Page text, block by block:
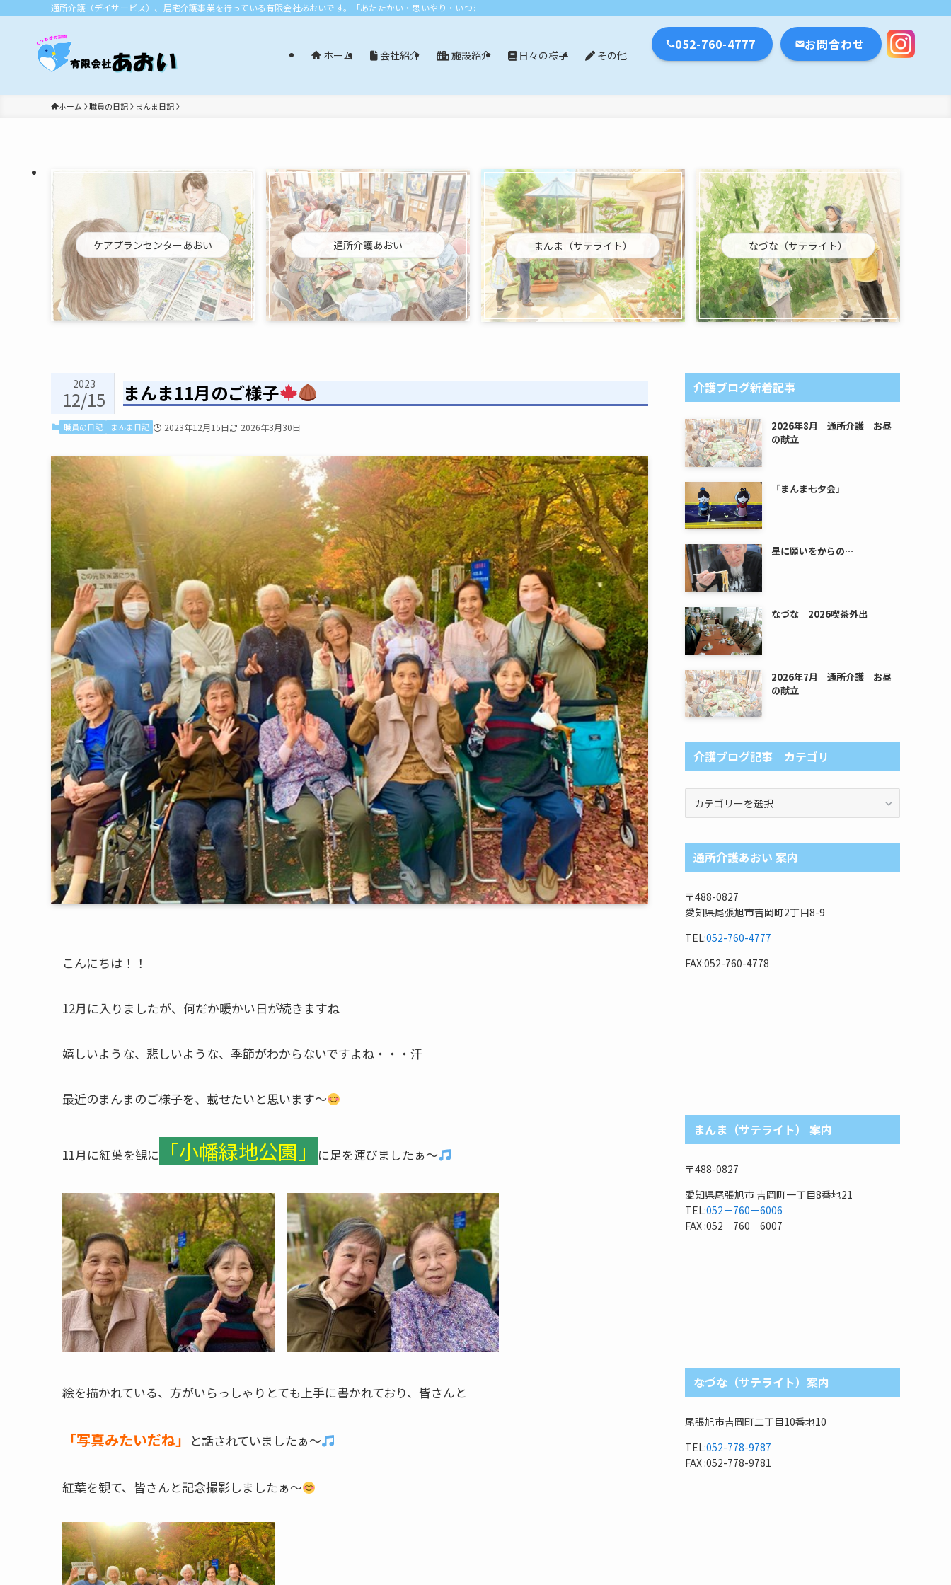
通所介護（デイサービス）、居宅介護事業を行っている有限会社あおいです。「あたたかい・思いやり・いつまでも」エリア：尾張旭市・長久手市・瀬戸市・名古屋市
ホーム 会社紹介 施設紹介 日々の様子 その他
052-760-4777 お問合わせ
ホーム 職員の日記 まんま日記
ケアプランセンターあおい 通所介護あおい まんま（サテライト） なづな（サテライト）
まんま11月のご様子
2023
12/15
職員の日記 まんま日記 2023年12月15日 2026年3月30日
こんにちは！！
12月に入りましたが、何だか暖かい日が続きますね
嬉しいような、悲しいような、季節がわからないですよね・・・汗
最近のまんまのご様子を、載せたいと思います～
11月に紅葉を観に 「小幡緑地公園」 に足を運びましたぁ～
絵を描かれている、方がいらっしゃりとても上手に書かれており、皆さんと
「写真みたいだね」 と話されていましたぁ～
紅葉を観て、皆さんと記念撮影しましたぁ～
介護ブログ新着記事
2026年8月 通所介護 お昼
の献立
「まんま七夕会」
星に願いをからの…
なづな 2026喫茶外出
2026年7月 通所介護 お昼
の献立
介護ブログ記事 カテゴリ
ロ
グ
記
カ
テ
ゴ
通所介護あおい 案内
〒488-0827
愛知県尾張旭市吉岡町2丁目8-9
TEL:052-760-4777
FAX:052-760-4778
まんま（サテライト） 案内
〒488-0827
愛知県尾張旭市 吉岡町一丁目8番地21
TEL:052－760－6006
FAX :052－760－6007
なづな（サテライト）案内
尾張旭市吉岡町二丁目10番地10
TEL:052-778-9787
FAX :052-778-9781